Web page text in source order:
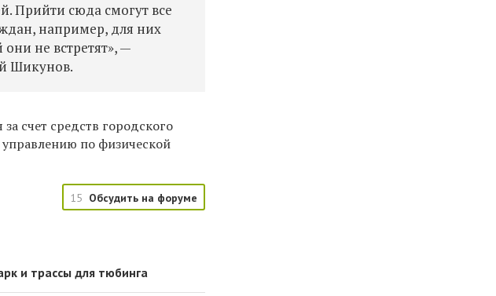
Прийти сюда смогут все
например, для них
не встретят», —
Шикунов.
счет средств городского
управлению по физической
15 Обсудить на форуме
и трассы для тюбинга